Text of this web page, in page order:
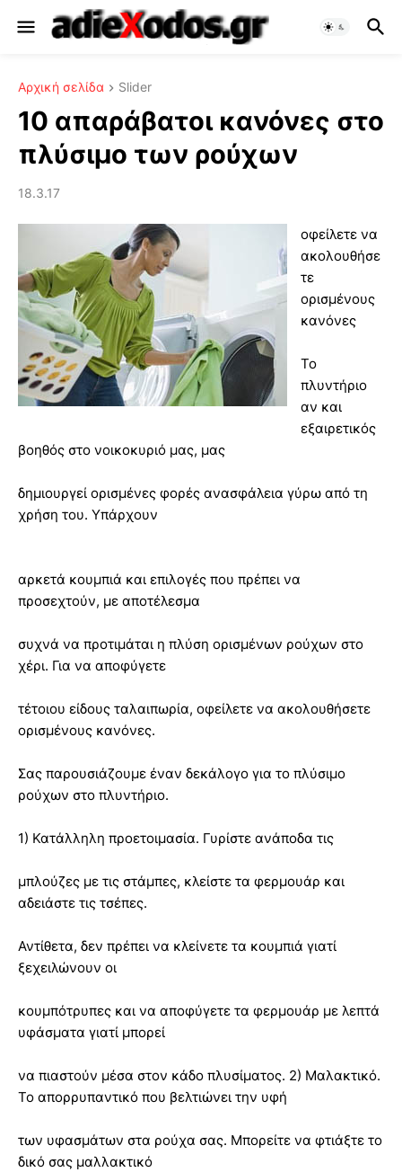
Αρχική σελίδα Slider
10 απαράβατοι κανόνες στο
πλύσιμο των ρούχων
18.3.17
οφείλετε να
ακολουθήσε
τε
ορισμένους
κανόνες
Το
πλυντήριο
αν και
εξαιρετικός
βοηθός στο νοικοκυριό μας, μας
δημιουργεί ορισμένες φορές ανασφάλεια γύρω από τη
χρήση του. Υπάρχουν
αρκετά κουμπιά και επιλογές που πρέπει να
προσεχτούν, με αποτέλεσμα
συχνά να προτιμάται η πλύση ορισμένων ρούχων στο
χέρι. Για να αποφύγετε
τέτοιου είδους ταλαιπωρία, οφείλετε να ακολουθήσετε
ορισμένους κανόνες.
Σας παρουσιάζουμε έναν δεκάλογο για το πλύσιμο
ρούχων στο πλυντήριο.
1) Κατάλληλη προετοιμασία. Γυρίστε ανάποδα τις
μπλούζες με τις στάμπες, κλείστε τα φερμουάρ και
αδειάστε τις τσέπες.
Αντίθετα, δεν πρέπει να κλείνετε τα κουμπιά γιατί
ξεχειλώνουν οι
κουμπότρυπες και να αποφύγετε τα φερμουάρ με λεπτά
υφάσματα γιατί μπορεί
να πιαστούν μέσα στον κάδο πλυσίματος. 2) Μαλακτικό.
Το απορρυπαντικό που βελτιώνει την υφή
των υφασμάτων στα ρούχα σας. Μπορείτε να φτιάξτε το
δικό σας μαλλακτικό